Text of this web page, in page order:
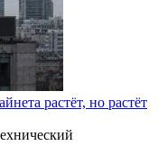
растёт, но растёт